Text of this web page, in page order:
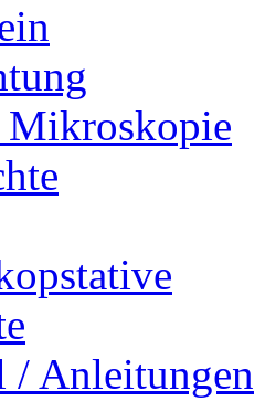
/ Anleitungen